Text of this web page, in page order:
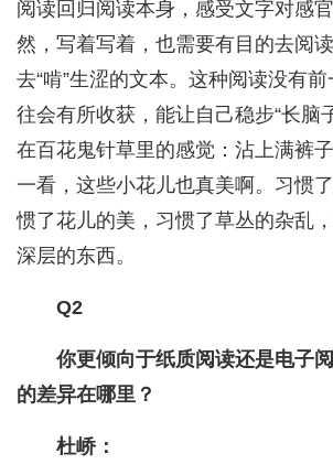
阅读回归阅读本身，感受文字对感
然，写着写着，也需要有目的去阅
去“啃”生涩的文本。这种阅读没有
往会有所收获，能让自己稳步“长脑
在百花鬼针草里的感觉：沾上满裤
一看，这些小花儿也真美啊。习惯
惯了花儿的美，习惯了草丛的杂乱
深层的东西。
Q2
你更倾向于纸质阅读还是电子
的差异在哪里？
杜峤：